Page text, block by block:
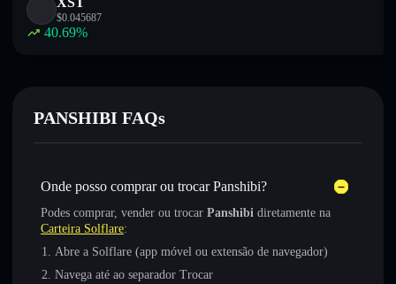
$0.045687
40.69%
PANSHIBI FAQs
Onde posso comprar ou trocar Panshibi?
Podes comprar, vender ou trocar Panshibi diretamente na
Carteira Solflare:
Abre a Solflare (app móvel ou extensão de navegador)
Navega até ao separador Trocar